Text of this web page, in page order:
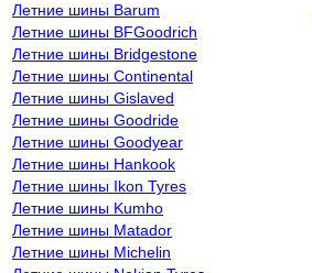
Летние шины Barum
Летние шины BFGoodrich
Летние шины Bridgestone
Летние шины Continental
Летние шины Gislaved
Летние шины Goodride
Летние шины Goodyear
Летние шины Hankook
Летние шины Ikon Tyres
Летние шины Kumho
Летние шины Matador
Летние шины Michelin